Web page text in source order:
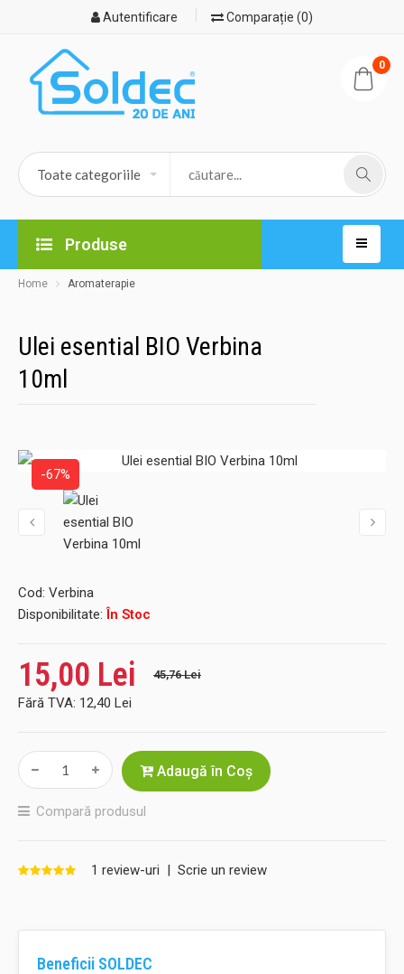
Autentificare Comparație (0)
0
Produse
Home Aromaterapie
Ulei esential BIO Verbina
10ml
-67%
Cod: Verbina
Disponibilitate: În Stoc
15,00 Lei 45,76 Lei
Fără TVA: 12,40 Lei
Adaugă în Coş
Compară produsul
1 review-uri | Scrie un review
Beneficii SOLDEC